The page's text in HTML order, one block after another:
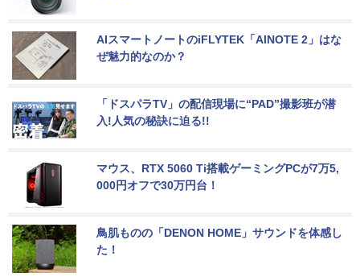
AIスマートノートのiFLYTEK「AINOTE 2」はな
ぜ魅力的なのか？
「ドスパラTV」の配信現場に“PAD”撮影班が潜
入!人気の秘訣に迫る!!
マウス、RTX 5060 Ti搭載ゲーミングPCが7万5,
000円オフで30万円台！
鳥肌ものの「DENON HOME」サウンドを体感し
た！